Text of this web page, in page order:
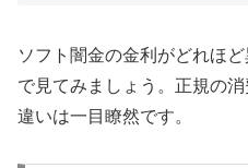
ソフト闇金の金利がどれほ
で見てみましょう。正規の
違いは一目瞭然です。